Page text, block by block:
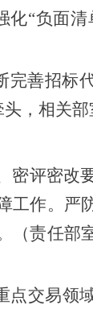
“负面清
完善招标
， 相关部
密评密改
工作。严
（责任部
点交易领